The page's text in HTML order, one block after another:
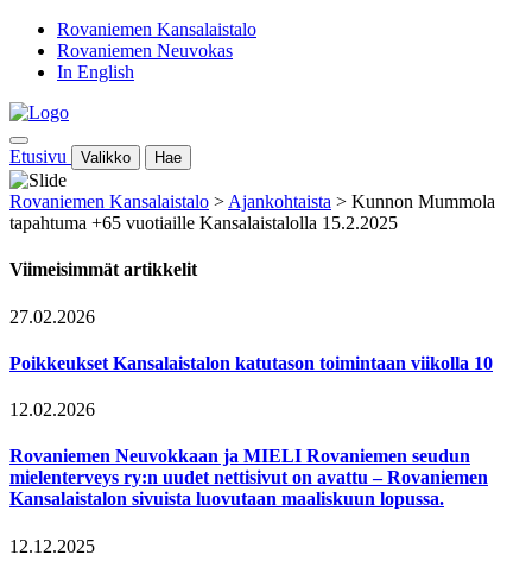
Rovaniemen Kansalaistalo
Rovaniemen Neuvokas
In English
Etusivu Valikko Hae
Rovaniemen Kansalaistalo > Ajankohtaista > Kunnon Mummola
tapahtuma +65 vuotiaille Kansalaistalolla 15.2.2025
Viimeisimmät artikkelit
27.02.2026
Poikkeukset Kansalaistalon katutason toimintaan viikolla 10
12.02.2026
Rovaniemen Neuvokkaan ja MIELI Rovaniemen seudun
mielenterveys ry:n uudet nettisivut on avattu – Rovaniemen
Kansalaistalon sivuista luovutaan maaliskuun lopussa.
12.12.2025